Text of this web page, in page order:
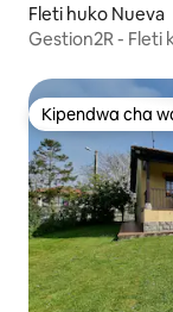
Fleti huko Nueva
Gestion2R - Fleti
Kipendwa cha
Kipendwa cha